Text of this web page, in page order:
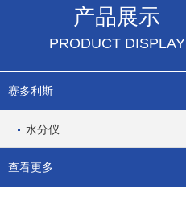
产品展示
PRODUCT DISPLAY
赛多利斯
水分仪
查看更多